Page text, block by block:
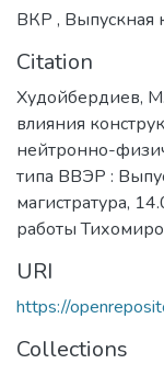
ВКР , Выпускная
Citation
Худойбердиев,
влияния
нейтронно-
типа ВВЭР :
магистратура,
работы
URI
https://
Collections